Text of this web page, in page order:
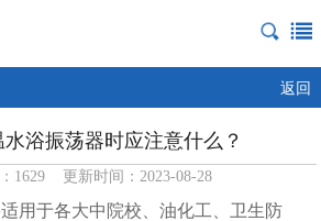
返回
浴振荡器时应注意什么？
1629 更新时间：2023-08-28
用于各大中院校、油化工、卫生防